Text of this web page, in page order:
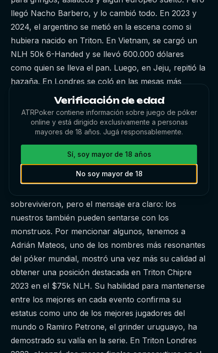
llegó Nacho Barbero, y lo cambió todo. En 2023 y
2024, el argentino se metió en la escena como si
hubiera nacido en Triton. En Vietnam, se cargó un
NLH 50k 6-Handed y se llevó 600.000 dólares
como quien se lleva el pan. Luego, en Jeju, repitió la
hazaña. En Londres se coló en las mesas más
temidas y cobró como un rey. Y en Chipre, en 2024,
directamente se coronó: ganó el Main Event. Ya no
era un outsider. Era parte de la élite. No fue el único.
Desde 2022, empezaron a verse más nombres
latinos y españoles en los rankings de cobros.
Jugadores de México, Venezuela, España y
Colombia empezaron a probar suerte en la arena de
sobrevivieron, pero el mensaje era claro: los
nuestros también pueden sentarse con los
monstruos. Por mencionar algunos, tenemos a
Adrián Mateos, uno de los nombres más resonantes
del póker mundial, mostró una vez más su calidad al
obtener una posición destacada en Triton Chipre
2023 en el $75k NLH. Su habilidad para mantenerse
entre los mejores en cada evento confirma su
estatus como uno de los mejores jugadores del
mundo o Ramiro Petrone, el grinder uruguayo, ha
demostrado su valía en la serie. En Triton Londres
Verificación de edad
ATRPoker contiene información sobre juego de póker
online y está dirigido exclusivamente a personas
mayores de 18 años. Jugá responsablemente.
No soy mayor de 18
Sí, soy mayor de 18 años